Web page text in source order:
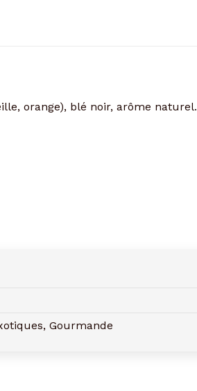
orange), blé noir, arôme naturel.
Gourmande